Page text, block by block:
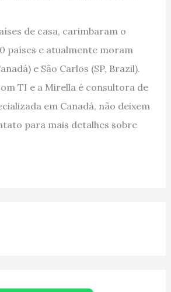
de casa, carimbaram o
países e atualmente moram
e São Carlos (SP, Brazil).
TI e a Mirella é consultora de
em Canadá, não deixem
para mais detalhes sobre